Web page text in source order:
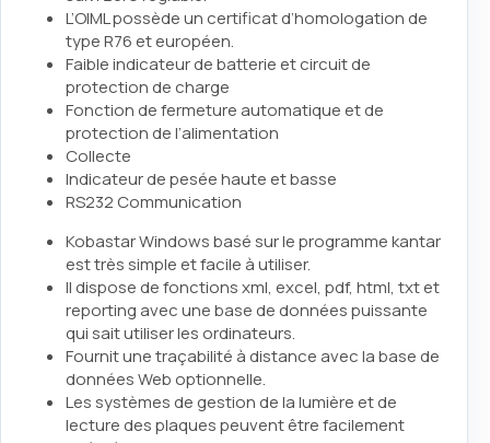
L’OIML possède un certificat d’homologation de
type R76 et européen.
Faible indicateur de batterie et circuit de
protection de charge
Fonction de fermeture automatique et de
protection de l’alimentation
Collecte
Indicateur de pesée haute et basse
RS232 Communication
Kobastar Windows basé sur le programme kantar
est très simple et facile à utiliser.
Il dispose de fonctions xml, excel, pdf, html, txt et
reporting avec une base de données puissante
qui sait utiliser les ordinateurs.
Fournit une traçabilité à distance avec la base de
données Web optionnelle.
Les systèmes de gestion de la lumière et de
lecture des plaques peuvent être facilement